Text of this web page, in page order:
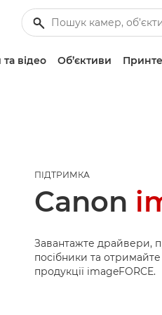
відео Об’єктиви
ПІДТРИМКА
Canon
Завантажте драйвери,
посібники та
продукції imageFORCE.